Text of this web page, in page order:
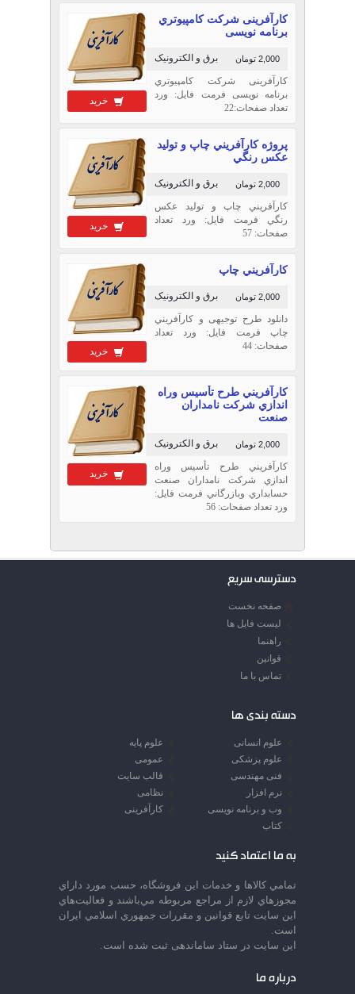
خرید
کارآفرینی شركت كامپيوتري
برنامه نویسی
برق و الکترونیک 2,000 تومان
کارآفرینی شركت كامپيوتري
برنامه نویسی فرمت فایل: ورد
تعداد صفحات:22
خرید
پروژه كارآفريني چاپ و توليد
عكس رنگي
برق و الکترونیک 2,000 تومان
كارآفريني چاپ و توليد عكس
رنگي فرمت فایل: ورد تعداد
صفحات: 57
خرید
كار‏آفريني چاپ
برق و الکترونیک 2,000 تومان
دانلود طرح توجیهی و كار‏آفريني
چاپ فرمت فایل: ورد تعداد
صفحات: 44
خرید
كارآفريني طرح تأسيس وراه
اندازي شركت نامداران
صنعت
برق و الکترونیک 2,000 تومان
كارآفريني طرح تأسيس وراه
اندازي شركت نامداران صنعت
حسابداري وبازرگاني فرمت فایل:
ورد تعداد صفحات: 56
دسترسی سریع
صفحه نخست
لیست فایل ها
راهنما
قوانین
تماس با ما
دسته بندی ها
علوم انسانی
علوم پایه
علوم پزشکی
عمومی
فنی مهندسی
قالب سایت
نرم افزار
نظامی
وب و برنامه نویسی
کارآفرینی
کتاب
به ما اعتماد کنید
تمامي كالاها و خدمات اين فروشگاه، حسب مورد داراي
مجوزهاي لازم از مراجع مربوطه مي‌باشند و فعاليت‌هاي
اين سايت تابع قوانين و مقررات جمهوري اسلامي ايران
است.
این سایت در ستاد ساماندهی ثبت شده است.
درباره ما